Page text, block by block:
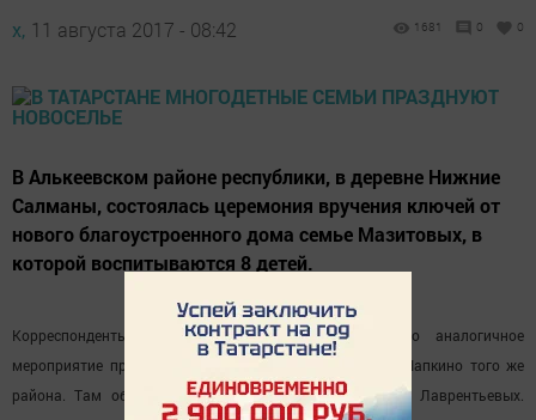
х, 11 августа 2017 - 08:42 1681 0 0
В Алькеевском районе республики, в деревне Нижние
Салманы, состоялась церемония вручения ключей от
нового благоустроенного дома семье Мазитовых, в
которой воспитываются 8 детей.
Корреспонденты ИА «Татар-информ» сообщают, что аналогичное
мероприятие прошло на днях и в деревне Татарское Шапкино того же
района. Там обладателями нового дома стала семья Лаврентьевых.